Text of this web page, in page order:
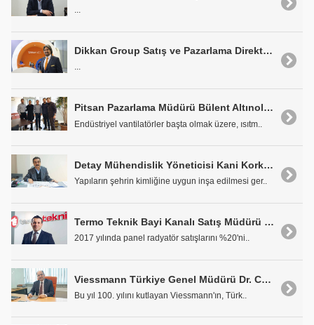
...
Dikkan Group Satış ve Pazarlama Direktörü Alkım Gür: 'Vananın Endüstri 4.0 Yolculuğunda Var Gücümüzle Çalışıyoruz'
...
Pitsan Pazarlama Müdürü Bülent Altınoluk: 'Pitsan'da Hedef Sektörde İlklere İmza Atmak'
Endüstriyel vantilatörler başta olmak üzere, ısıtm..
Detay Mühendislik Yöneticisi Kani Korkmaz: 'Sertifika İçin Puan Almak Yerine İhtiyaçlar Göz Önünde Bulundurulmalı'
Yapıların şehrin kimliğine uygun inşa edilmesi ger..
Termo Teknik Bayi Kanalı Satış Müdürü Selim Kabiloğlu: 'Termo Teknik; 2018'de Daha da Büyüyecek'
2017 yılında panel radyatör satışlarını %20'ni..
Viessmann Türkiye Genel Müdürü Dr. Celalettin Çelik: '2. Yüzyılımıza Girerken Dijitalleşme ve Enerji Dönüşümü Öne Çıkacak'
Bu yıl 100. yılını kutlayan Viessmann'ın, Türk..